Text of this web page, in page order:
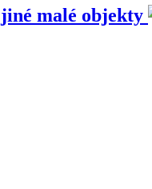
malé objekty